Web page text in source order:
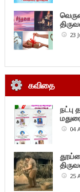
23
கவிதை
நட்பு
04
25